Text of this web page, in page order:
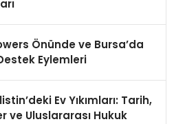
Önünde ve Bursa’da
Eylemleri
Ev Yıkımları: Tarih,
ve Uluslararası Hukuk